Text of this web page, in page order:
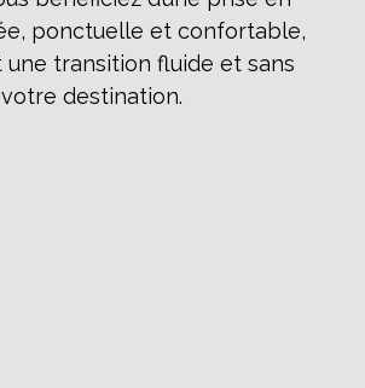
ponctuelle et confortable,
une transition fluide et sans
votre destination.